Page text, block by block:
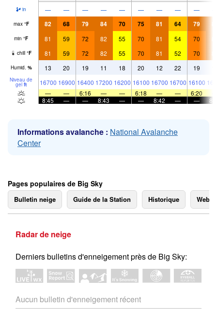
in — — — — — — — — —
max °F 82 68 79 84 70 75 81 64 79
min °F 81 59 72 82 55 70 81 54 70
chill °F 81 59 72 82 55 70 81 52 70
Humid. % 13 20 19 11 18 20 12 22 19
Niveau de
gel ft 16700 16900 16400 17200 16200 16100 16700 16700 16100
—
— 6:16 — — 6:18 — — 6:20
8:45
— — 8:43 — — 8:42 — —
Informations avalanche : National Avalanche
Center
Pages populaires de Big Sky
Bulletin neige Guide de la Station Historique
Radar de neige
Derniers bulletins d'enneigement près de Big Sky:
Aucun bulletin d'enneigement récent